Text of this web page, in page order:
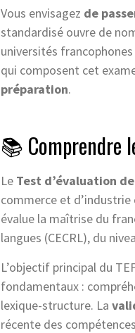
Vous envisagez de
standardisé ouvre de
universités
qui composent cet
préparation.
📚 Comprendre
Le Test d’évaluation
commerce et
évalue la maîtrise du
langues (CECRL), du
L’objectif principal du
fondamentaux :
lexique-structure. La
récente des